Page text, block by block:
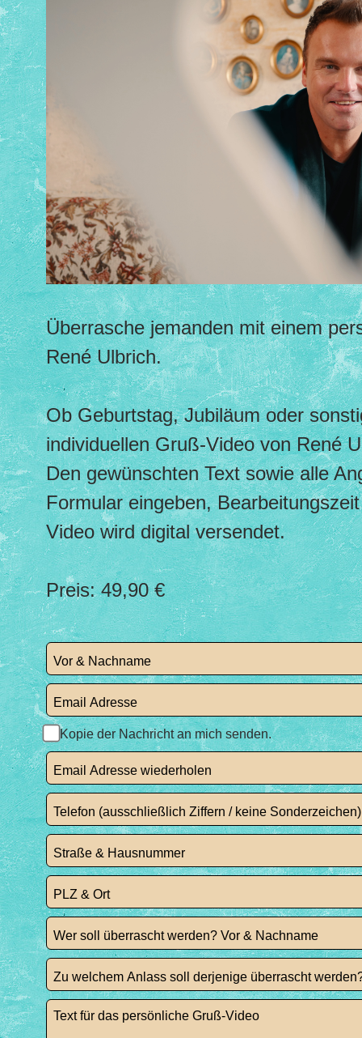
Überrasche jemanden mit einem
René Ulbrich.
Ob Geburtstag, Jubiläum oder
individuellen Gruß-Video von René
Den gewünschten Text sowie alle
Formular eingeben,
Video wird digital versendet.
Preis: 49,90 €
Kopie der Nachricht an mich senden.